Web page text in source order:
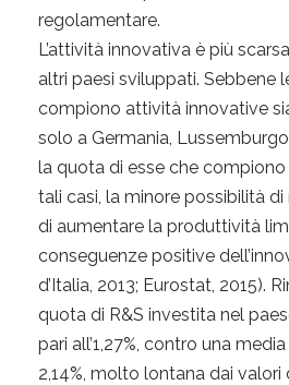
regolamentare.
L’attività innovativa è più
altri paesi sviluppati. Sebbene
compiono attività innovative
solo a Germania,
la quota di esse che compiono
tali casi, la minore possibilità
di aumentare la produttività
conseguenze positive
d’Italia, 2013; Eurostat, 2015).
quota di R&S investita nel
pari all’1,27%, contro una
2,14%, molto lontana dai valori